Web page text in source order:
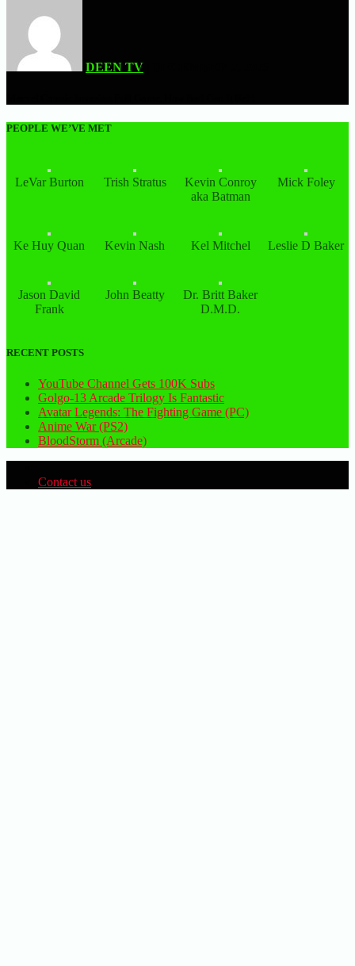
DEEN TV
PEOPLE WE’VE MET
LeVar Burton Trish Stratus
Kevin Conroy
aka Batman
Mick Foley
Ke Huy Quan Kevin Nash Kel Mitchel Leslie D Baker
Jason David
Frank
John Beatty
Dr. Britt Baker
D.M.D.
RECENT POSTS
YouTube Channel Gets 100K Subs
Golgo-13 Arcade Trilogy Is Fantastic
Avatar Legends: The Fighting Game (PC)
Anime War (PS2)
BloodStorm (Arcade)
Contact us